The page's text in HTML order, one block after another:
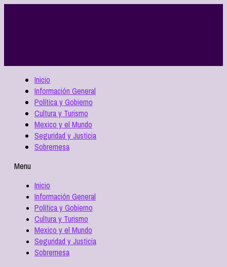
Inicio
Información General
Política y Gobierno
Cultura y Turismo
Mexico y el Mundo
Seguridad y Justicia
Sobremesa
Menu
Inicio
Información General
Política y Gobierno
Cultura y Turismo
Mexico y el Mundo
Seguridad y Justicia
Sobremesa